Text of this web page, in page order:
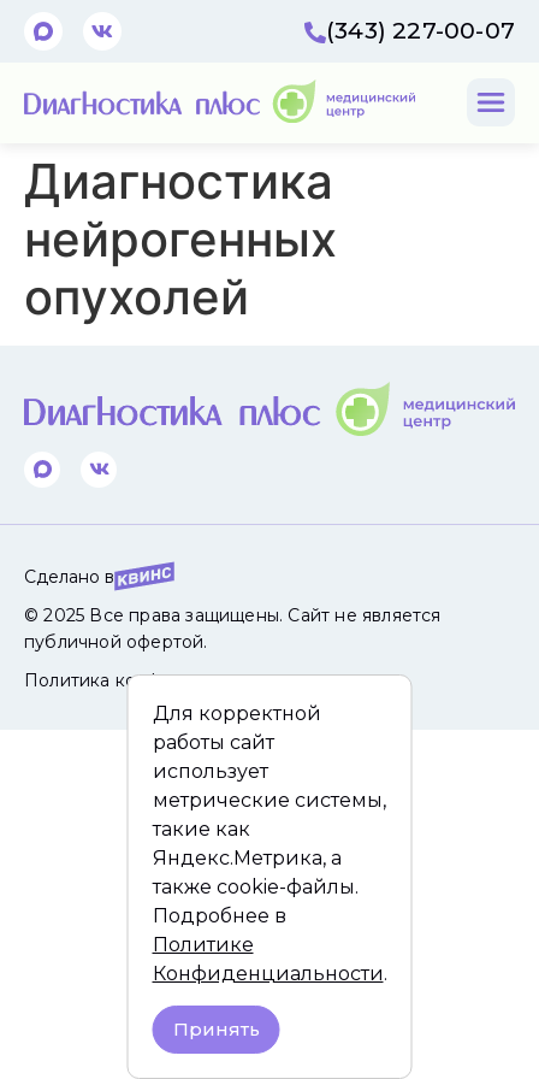
(343) 227-00-07
Диагностика
нейрогенных
опухолей
Сделано в
© 2025 Все права защищены. Сайт не является
публичной офертой.
Политика конфиденциальности
Для корректной
работы сайт
использует
метрические системы,
такие как
Яндекс.Метрика, а
также cookie-файлы.
Подробнее в
Политике
Конфиденциальности.
Принять